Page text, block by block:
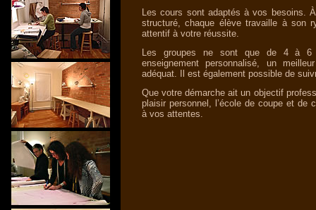
Les cours sont adaptés à vos besoins. À
structuré, chaque élève travaille à son
attentif à votre réussite.
Les groupes ne sont que de 4 à 6
enseignement personnalisé, un
adéquat. Il est également possible de
Que votre démarche ait un objectif
plaisir personnel, l’école de coupe et de
à vos attentes.